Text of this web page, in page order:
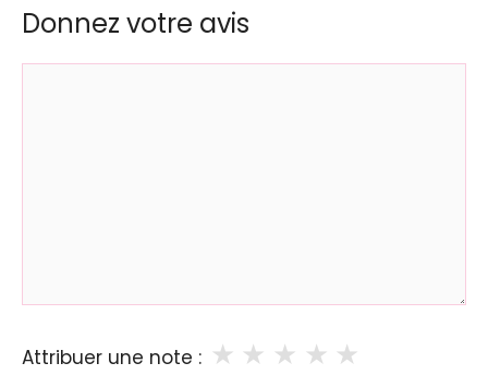
Donnez votre avis
Attribuer une note : ★
★
★
★
★